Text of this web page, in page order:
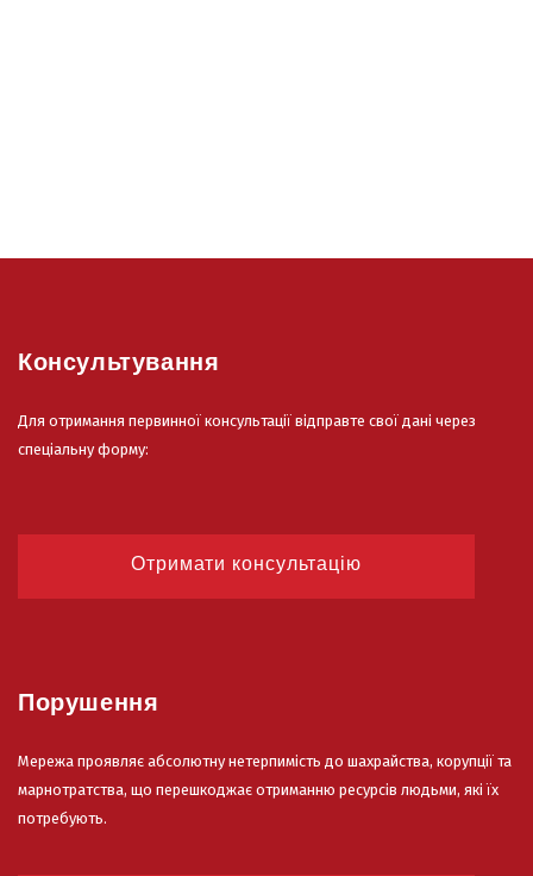
Консультування
Для отримання первинної консультації відправте свої дані через
спеціальну форму:
Отримати консультацію
Порушення
Мережа проявляє абсолютну нетерпимість до шахрайства, корупції та
марнотратства, що перешкоджає отриманню ресурсів людьми, які їх
потребують.